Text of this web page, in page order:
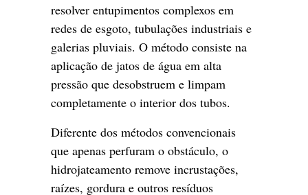
resolver entupimentos complexos em
redes de esgoto, tubulações industriais e
galerias pluviais. O método consiste na
aplicação de jatos de água em alta
pressão que desobstruem e limpam
completamente o interior dos tubos.
Diferente dos métodos convencionais
que apenas perfuram o obstáculo, o
hidrojateamento remove incrustações,
raízes, gordura e outros resíduos